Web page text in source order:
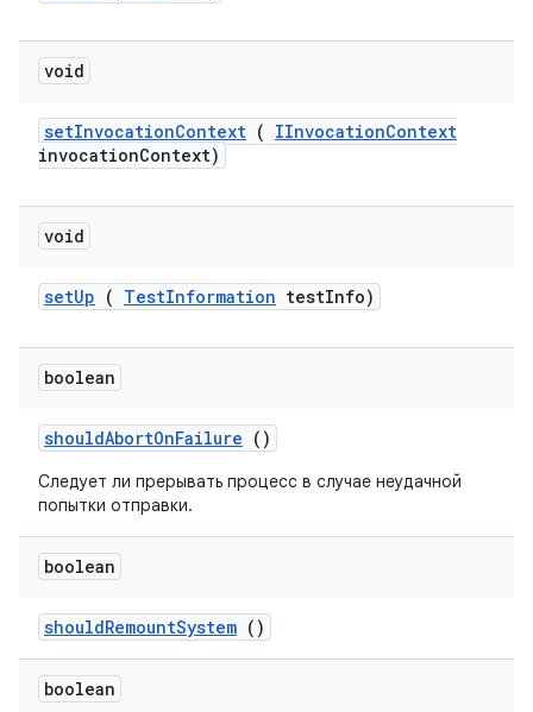
void
setInvocationContext ( IInvocationContext
invocationContext)
void
setUp ( TestInformation testInfo)
boolean
shouldAbortOnFailure ()
Следует ли прерывать процесс в случае неудачной
попытки отправки.
boolean
shouldRemountSystem ()
boolean